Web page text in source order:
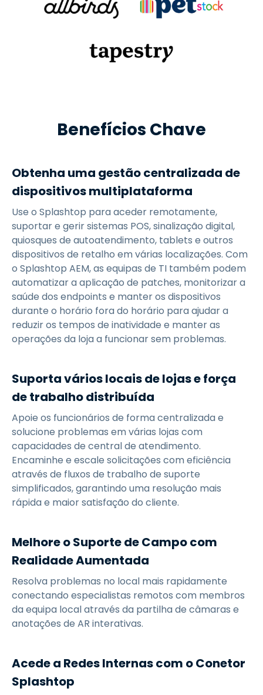
Benefícios Chave
Obtenha uma gestão centralizada de
dispositivos multiplataforma
Use o Splashtop para aceder remotamente,
suportar e gerir sistemas POS, sinalização digital,
quiosques de autoatendimento, tablets e outros
dispositivos de retalho em várias localizações. Com
o Splashtop AEM, as equipas de TI também podem
automatizar a aplicação de patches, monitorizar a
saúde dos endpoints e manter os dispositivos
durante o horário fora do horário para ajudar a
reduzir os tempos de inatividade e manter as
operações da loja a funcionar sem problemas.
Suporta vários locais de lojas e força
de trabalho distribuída
Apoie os funcionários de forma centralizada e
solucione problemas em várias lojas com
capacidades de central de atendimento.
Encaminhe e escale solicitações com eficiência
através de fluxos de trabalho de suporte
simplificados, garantindo uma resolução mais
rápida e maior satisfação do cliente.
Melhore o Suporte de Campo com
Realidade Aumentada
Resolva problemas no local mais rapidamente
conectando especialistas remotos com membros
da equipa local através da partilha de câmaras e
anotações de AR interativas.
Acede a Redes Internas com o Conetor
Splashtop